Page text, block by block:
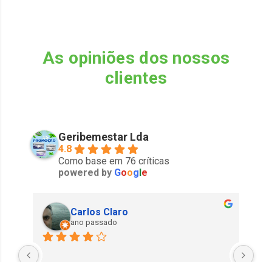
As opiniões dos nossos
clientes
Geribemestar Lda
4.8
Como base em 76 críticas
powered by Google
Carlos Claro
ano passado